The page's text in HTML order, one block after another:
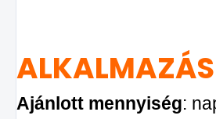
ALKALMAZÁS
Ajánlott mennyiség: